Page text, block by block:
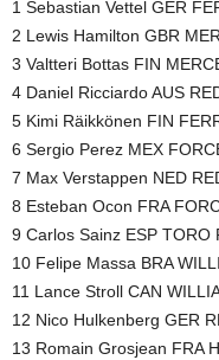
1 Sebastian Vettel GER
2 Lewis Hamilton GBR
3 Valtteri Bottas FIN
4 Daniel Ricciardo AUS
5 Kimi Räikkönen FIN
6 Sergio Perez MEX
7 Max Verstappen NED
8 Esteban Ocon FRA
9 Carlos Sainz ESP TORO
10 Felipe Massa BRA
11 Lance Stroll CAN
12 Nico Hulkenberg GER
13 Romain Grosjean FRA